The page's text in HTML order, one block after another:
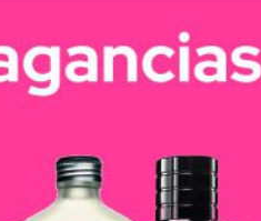
una luminosa armonía.